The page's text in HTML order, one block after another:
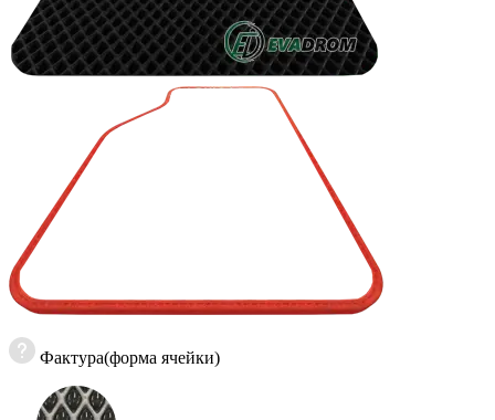
Фактура(форма ячейки)